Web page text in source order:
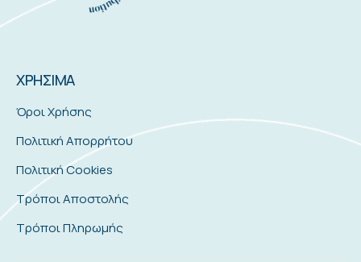
ΧΡΗΣΙΜΑ
Όροι Χρήσης
Πολιτική Απορρήτου
Πολιτική Cookies
Τρόποι Αποστολής
Τρόποι Πληρωμής